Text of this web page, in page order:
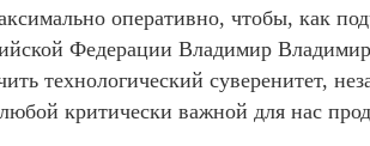
оперативно, чтобы, как
Федерации Владимир
технологический суверенитет,
критически важной для нас